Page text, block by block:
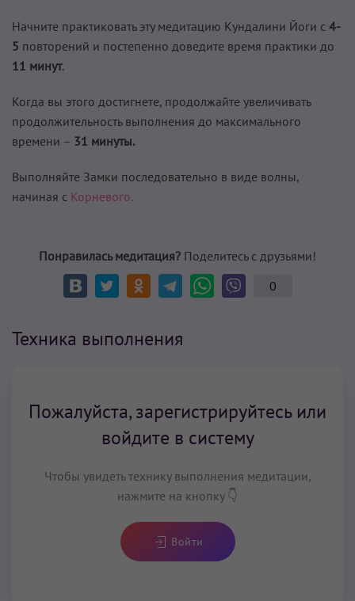
Начните практиковать эту медитацию Кундалини Йоги с 4-
5 повторений и постепенно доведите время практики до
11 минут.
Когда вы этого достигнете, продолжайте увеличивать
продолжительность выполнения до максимального
времени – 31 минуты.
Выполняйте Замки последовательно в виде волны,
начиная с Корневого.
Понравилась медитация? Поделитесь с друзьями!
0
Техника выполнения
Пожалуйста, зарегистрируйтесь или
войдите в систему
Чтобы увидеть технику выполнения медитации,
нажмите на кнопку 👇
Войти